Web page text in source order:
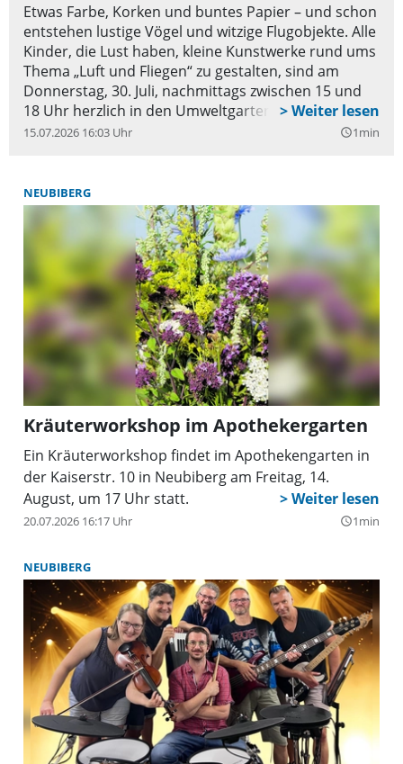
Etwas Farbe, Korken und buntes Papier – und schon
entstehen lustige Vögel und witzige Flugobjekte. Alle
Kinder, die Lust haben, kleine Kunstwerke rund ums
Thema „Luft und Fliegen“ zu gestalten, sind am
Donnerstag, 30. Juli, nachmittags zwischen 15 und
18 Uhr herzlich in den Umweltgarten eingeladen.
15.07.2026 16:03 Uhr query_builder1min
NEUBIBERG
Kräuterworkshop im Apothekergarten
Ein Kräuterworkshop findet im Apothekengarten in
der Kaiserstr. 10 in Neubiberg am Freitag, 14.
August, um 17 Uhr statt.
20.07.2026 16:17 Uhr query_builder1min
NEUBIBERG